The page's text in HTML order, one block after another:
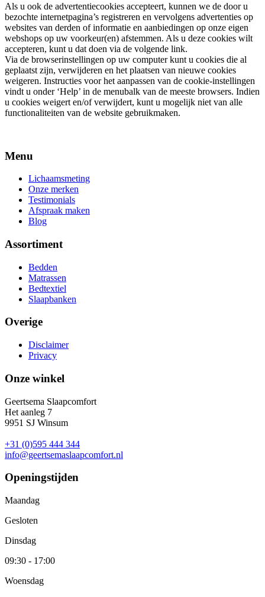
Als u ook de advertentiecookies accepteert, kunnen we de door u
bezochte internetpagina’s registreren en vervolgens advertenties op
websites van derden of informatie en aanbiedingen op onze eigen
webshops op uw voorkeur(en) afstemmen. Als u deze cookies wilt
accepteren, kunt u dat doen via de volgende link.
Via de browserinstellingen op uw computer kunt u cookies die al
geplaatst zijn, verwijderen en het plaatsen van nieuwe cookies
weigeren. Instructies voor het aanpassen van de cookie-instellingen
vindt u onder ‘Help’ in de menubalk van de meeste browsers. Indien
u cookies weigert en/of verwijdert, kunt u mogelijk niet van alle
functionaliteiten van de website gebruikmaken.
Menu
Lichaamsmeting
Onze merken
Testimonials
Afspraak maken
Blog
Assortiment
Bedden
Matrassen
Bedtextiel
Slaapbanken
Overige
Disclaimer
Privacy
Onze winkel
Geertsema Slaapcomfort
Het aanleg 7
9951 SJ Winsum
+31 (0)595 444 344
info@geertsemaslaapcomfort.nl
Openingstijden
Maandag
Gesloten
Dinsdag
09:30 - 17:00
Woensdag